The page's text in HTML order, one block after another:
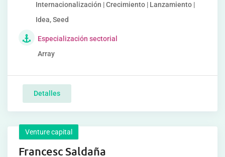
Internacionalización | Crecimiento | Lanzamiento |
Idea, Seed
Especialización sectorial
Array
Detalles
Venture capital
Francesc Saldaña